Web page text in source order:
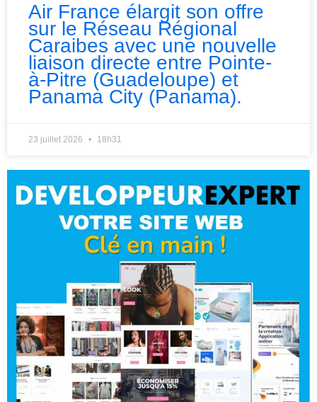
Air France élargit son offre
sur le Réseau Régional
Caraibes avec une nouvelle
liaison directe entre Pointe-
à-Pitre (Guadeloupe) et
Panama City (Panama).
23 juillet 2026 18h31